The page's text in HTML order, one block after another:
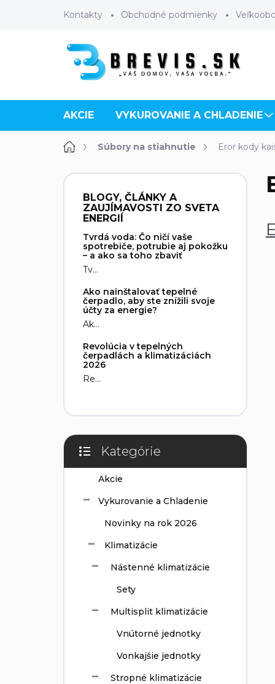
Kontakty Obchodné podmienky
AKCIE VYKUROVANIE A CHLADENIE
DomovSúbory na stiahnutie Eror kody
B
BLOGY, ČLÁNKY A
ZAUJÍMAVOSTI ZO SVETA
ENERGIÍ
Tvrdá voda: Čo ničí vaše
spotrebiče, potrubie aj pokožku
– a ako sa toho zbaviť
Tv...
Ako nainštalovať tepelné
čerpadlo, aby ste znížili svoje
účty za energie?
Ak...
Revolúcia v tepelných
čerpadlách a klimatizáciách
2026
Re...
Preskočiť
kategórie
Kategórie
Akcie
Vykurovanie a Chladenie
Novinky na rok 2026
Klimatizácie
Nástenné klimatizácie
Sety
Multisplit klimatizácie
Vnútorné jednotky
Vonkajšie jednotky
Stropné klimatizácie